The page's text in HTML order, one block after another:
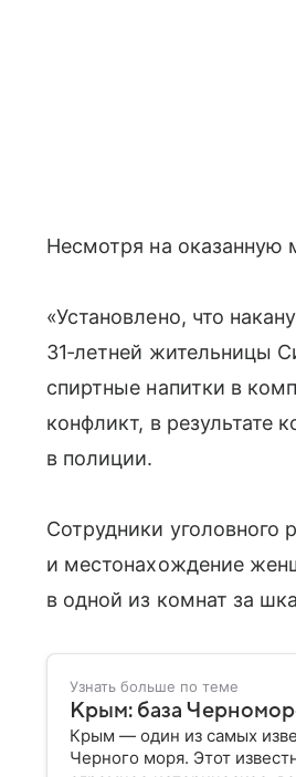
Несмотря на
«Установлено, что
31‑летней жительницы
спиртные напитки в
конфликт, в
в полиции.
Сотрудники уголовного
и местонахождение
в одной из комнат за
Узнать больше по теме
Крым: база
Крым — один из самых
Черного моря. Этот